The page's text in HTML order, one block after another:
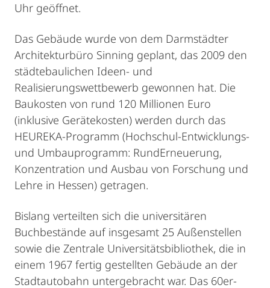
Uhr geöffnet.
Das Gebäude wurde von dem Darmstädter
Architekturbüro Sinning geplant, das 2009 den
städtebaulichen Ideen- und
Realisierungswettbewerb gewonnen hat. Die
Baukosten von rund 120 Millionen Euro
(inklusive Gerätekosten) werden durch das
HEUREKA-Programm (Hochschul-Entwicklungs-
und Umbauprogramm: RundErneuerung,
Konzentration und Ausbau von Forschung und
Lehre in Hessen) getragen.
Bislang verteilten sich die universitären
Buchbestände auf insgesamt 25 Außenstellen
sowie die Zentrale Universitätsbibliothek, die in
einem 1967 fertig gestellten Gebäude an der
Stadtautobahn untergebracht war. Das 60er-